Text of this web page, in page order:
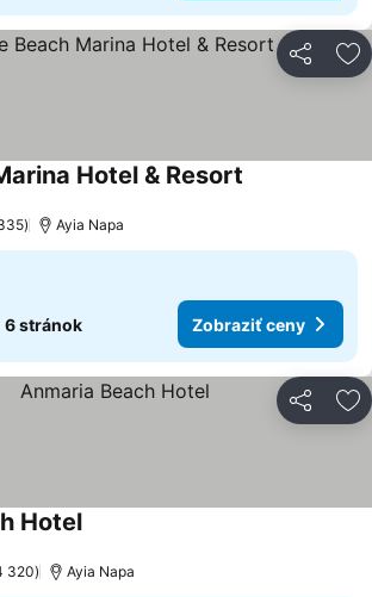
Zdieľať
Hotel & Resort
Ayia Napa
6 stránok Zobraziť ceny
Zdieľať
Hotel
320 Ayia Napa